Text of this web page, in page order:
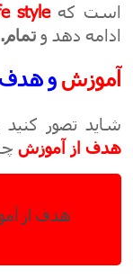
است کهstyle
ادامه دهد وتمام.
آموزش و
شاید تصور کنید
هدف از آموزش
هدف از